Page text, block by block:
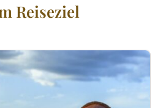
Reiseziel